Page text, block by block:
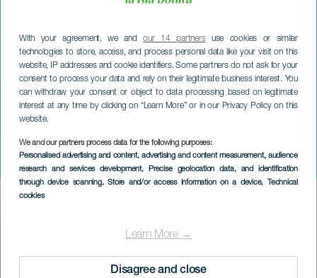
With your agreement, we andour 14 partnersuse cookies or similar
technologies to store, access, and process personal data like your visit on this
website, IP addresses and cookie identifiers. Some partners do not ask for your
consent to process your data and rely on their legitimate business interest. You
can withdraw your consent or object to data processing based on legitimate
interest at any time by clicking on “Learn More” or in our Privacy Policy on this
website.
We and our partners process data for the following purposes:
Personalised advertising and content, advertising and content measurement, audience
research and services development, Precise geolocation data, and identification
through device scanning, Store and/or access information on a device, Technical
cookies
Learn More →
Disagree and close
Spookhuis in Fuencaliente
LA PALMA
Imagen